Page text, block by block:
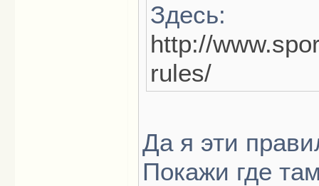
Здесь:
http://
rules/
Да я эти
Покажи где